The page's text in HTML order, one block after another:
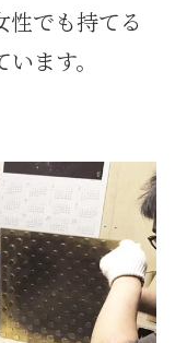
性でも持てる
ます。